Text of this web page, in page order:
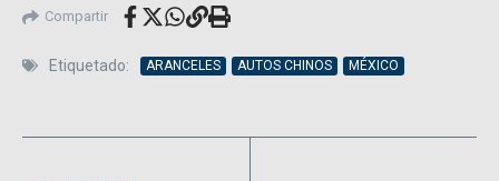
Compartir
Etiquetado: ARANCELES AUTOS CHINOS MÉXICO